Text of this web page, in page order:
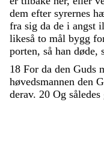
dem efter syrernes
fra sig da de i angst
likeså to mål bygg
porten, så han døde,
18 For da den Guds
høvedsmannen den
derav. 20 Og således